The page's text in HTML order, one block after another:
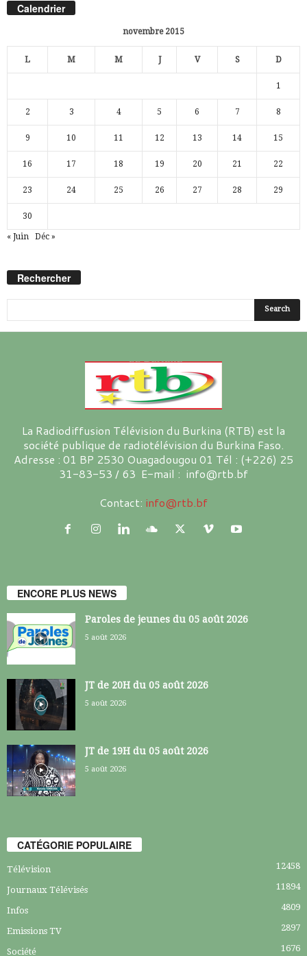
Calendrier
novembre 2015
L M M J V S D
1
2 3 4 5 6 7 8
9 10 11 12 13 14 15
16 17 18 19 20 21 22
23 24 25 26 27 28 29
30
« Juin Déc »
Rechercher
La Radiodiffusion Télévision du Burkina (RTB) est la
société publique de radiotélévision du Burkina Faso.
Adresse : 01 BP 2530 Ouagadougou 01 Tél : (+226) 25
31-83-53 / 63 E-mail : info@rtb.bf
Contact: info@rtb.bf
ENCORE PLUS NEWS
Paroles de jeunes du 05 août 2026
5 août 2026
JT de 20H du 05 août 2026
5 août 2026
JT de 19H du 05 août 2026
5 août 2026
CATÉGORIE POPULAIRE
Télévision 12458
Journaux Télévisés 11894
Infos 4809
Emissions TV 2897
Société 1676